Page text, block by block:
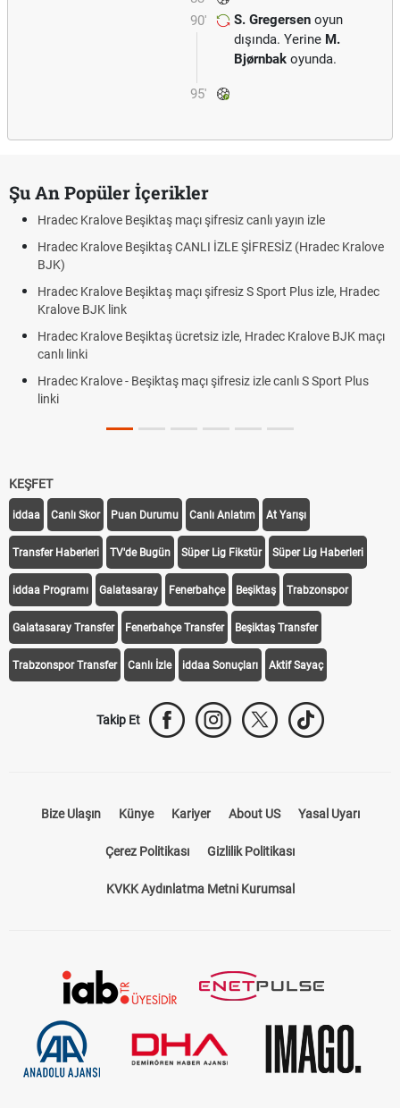
90'
S. Gregersen oyun
dışında. Yerine M.
Bjørnbak oyunda.
95'
Şu An Popüler İçerikler
Hradec Kralove Beşiktaş maçı şifresiz canlı yayın izle
Hradec Kralove Beşiktaş CANLI İZLE ŞİFRESİZ (Hradec Kralove
BJK)
Hradec Kralove Beşiktaş maçı şifresiz S Sport Plus izle, Hradec
Kralove BJK link
Hradec Kralove Beşiktaş ücretsiz izle, Hradec Kralove BJK maçı
canlı linki
Hradec Kralove - Beşiktaş maçı şifresiz izle canlı S Sport Plus
linki
KEŞFET
iddaa Canlı Skor Puan Durumu Canlı Anlatım At Yarışı
Transfer Haberleri TV'de Bugün Süper Lig Fikstür Süper Lig Haberleri
iddaa Programı Galatasaray Fenerbahçe Beşiktaş Trabzonspor
Galatasaray Transfer Fenerbahçe Transfer Beşiktaş Transfer
Trabzonspor Transfer Canlı İzle iddaa Sonuçları Aktif Sayaç
Takip Et
Bize Ulaşın Künye Kariyer About US Yasal Uyarı
Çerez Politikası Gizlilik Politikası
KVKK Aydınlatma Metni Kurumsal